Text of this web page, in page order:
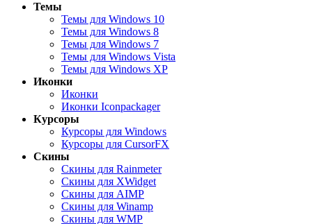
Темы
Темы для Windows 10
Темы для Windows 8
Темы для Windows 7
Темы для Windows Vista
Темы для Windows XP
Иконки
Иконки
Иконки Iconpackager
Курсоры
Курсоры для Windows
Курсоры для CursorFX
Скины
Скины для Rainmeter
Скины для XWidget
Скины для AIMP
Скины для Winamp
Скины для WMP